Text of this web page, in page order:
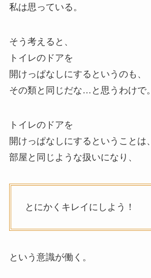
私は思っている。
そう考えると、
トイレのドアを
開けっぱなしにするというのも、
その類と同じだな…と思うわけで。
トイレのドアを
開けっぱなしにするということは、
部屋と同じような扱いになり、
とにかくキレイにしよう！
という意識が働く。